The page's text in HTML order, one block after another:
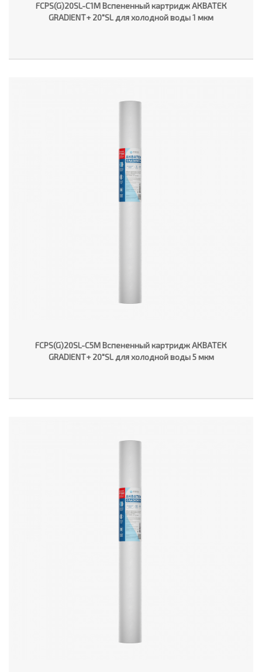
FCPS(G)20SL-C1M Вспененный картридж АКВАТЕК
GRADIENT+ 20"SL для холодной воды 1 мкм
FCPS(G)20SL-C5M Вспененный картридж АКВАТЕК
GRADIENT+ 20"SL для холодной воды 5 мкм